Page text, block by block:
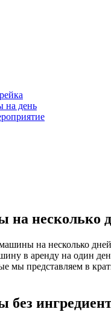
на день
несколько
на несколько дней
в аренду на один
мы представляем в